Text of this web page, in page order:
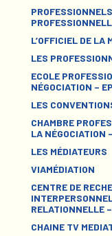
L’OFFICIEL DE LA
LES
ECOLE
NÉGOCIATION –
LES
CHAMBRE
LA NÉGOCIATION
LES MÉDIATEURS
VIAMÉDIATION
CENTRE DE
RELATIONNELLE
CHAINE TV